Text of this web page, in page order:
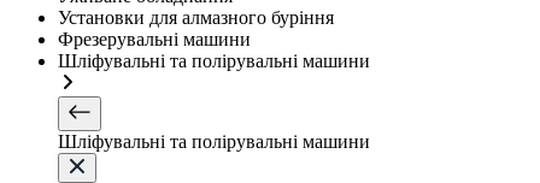
Установки для алмазного буріння
Фрезерувальні машини
Шліфувальні та полірувальні машини
Шліфувальні та полірувальні машини